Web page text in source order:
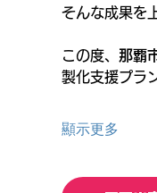
そんな成果を
この度、 那覇
製化支援プラ
顯示更多